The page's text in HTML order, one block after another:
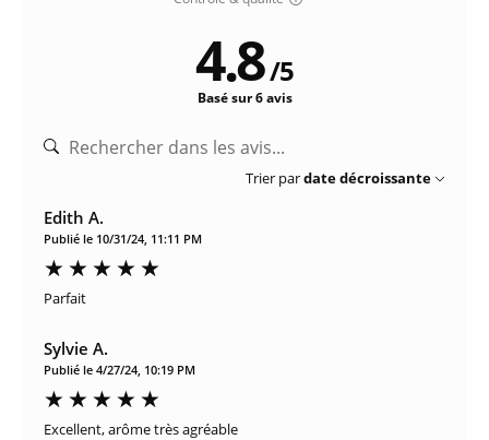
4.8/5
Basé sur 6 avis
Trier pardate décroissante
Edith A.
Publié le 10/31/24, 11:11 PM
Parfait
Sylvie A.
Publié le 4/27/24, 10:19 PM
Excellent, arôme très agréable